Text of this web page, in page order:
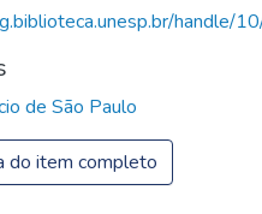
handle/
de São Paulo
do item completo